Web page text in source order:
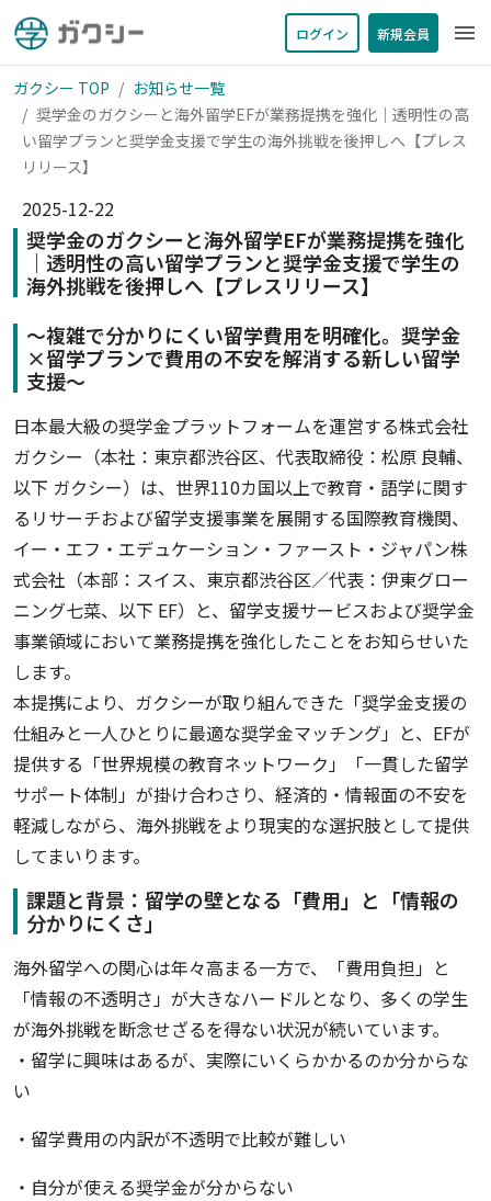
ログイン 新規会員 menu
ガクシー TOP
お知らせ一覧
奨学金のガクシーと海外留学EFが業務提携を強化｜透明性の高
い留学プランと奨学金支援で学生の海外挑戦を後押しへ【プレス
リリース】
2025-12-22
奨学金のガクシーと海外留学EFが業務提携を強化
｜透明性の高い留学プランと奨学金支援で学生の
海外挑戦を後押しへ【プレスリリース】
〜複雑で分かりにくい留学費用を明確化。奨学金
×留学プランで費用の不安を解消する新しい留学
支援〜
日本最大級の奨学金プラットフォームを運営する株式会社
ガクシー（本社：東京都渋谷区、代表取締役：松原 良輔、
以下 ガクシー）は、世界110カ国以上で教育・語学に関す
るリサーチおよび留学支援事業を展開する国際教育機関、
イー・エフ・エデュケーション・ファースト・ジャパン株
式会社（本部：スイス、東京都渋谷区／代表：伊東グロー
ニング七菜、以下 EF）と、留学支援サービスおよび奨学金
事業領域において業務提携を強化したことをお知らせいた
します。
本提携により、ガクシーが取り組んできた「奨学金支援の
仕組みと一人ひとりに最適な奨学金マッチング」と、EFが
提供する「世界規模の教育ネットワーク」「一貫した留学
サポート体制」が掛け合わさり、経済的・情報面の不安を
軽減しながら、海外挑戦をより現実的な選択肢として提供
してまいります。
課題と背景：留学の壁となる「費用」と「情報の
分かりにくさ」
海外留学への関心は年々高まる一方で、「費用負担」と
「情報の不透明さ」が大きなハードルとなり、多くの学生
が海外挑戦を断念せざるを得ない状況が続いています。
・留学に興味はあるが、実際にいくらかかるのか分からな
い
・留学費用の内訳が不透明で比較が難しい
・自分が使える奨学金が分からない